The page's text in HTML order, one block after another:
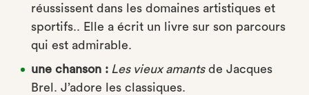
réussissent dans les domaines artistiques et
sportifs.. Elle a écrit un livre sur son parcours
qui est admirable.
une chanson : Les vieux amantsde Jacques
Brel. J’adore les classiques.